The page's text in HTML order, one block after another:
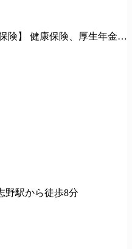
完備 手当（家族／管理職
引越しを伴う
の他補助金制度
野駅から徒歩8分